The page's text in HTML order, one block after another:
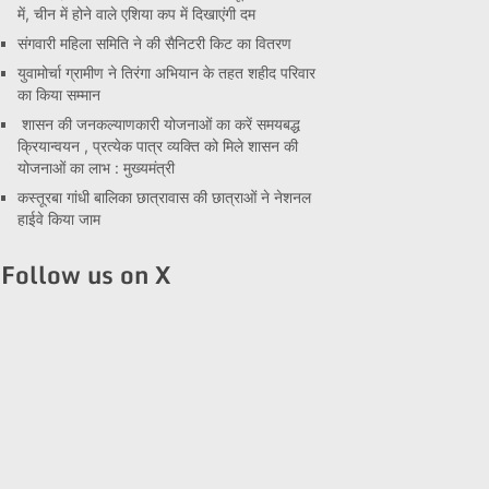
में, चीन में होने वाले एशिया कप में दिखाएंगी दम
संगवारी महिला समिति ने की सैनिटरी किट का वितरण
युवामोर्चा ग्रामीण ने तिरंगा अभियान के तहत शहीद परिवार
का किया सम्मान
शासन की जनकल्याणकारी योजनाओं का करें समयबद्ध
क्रियान्वयन , प्रत्येक पात्र व्यक्ति को मिले शासन की
योजनाओं का लाभ : मुख्यमंत्री
कस्तूरबा गांधी बालिका छात्रावास की छात्राओं ने नेशनल
हाईवे किया जाम
Follow us on X